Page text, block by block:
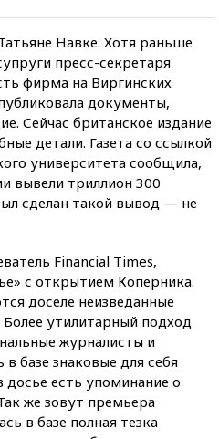
Навке. Хотя раньше
пресс-секретаря
фирма на Виргинских
документы,
Сейчас британское издание
детали. Газета со ссылкой
университета сообщила,
вывели триллион 300
сделан такой вывод — не
Financial Times,
с открытием Коперника.
доселе неизведанные
утилитарный подход
журналисты и
базе знаковые для себя
есть упоминание о
же зовут премьера
в базе полная тезка